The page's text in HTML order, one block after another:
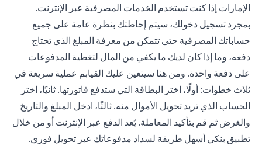
الإمارات إذا كنت تستخدم الخدمات المصرفية عبر الإنترنت.
بمجرد تسجيل دخولك، سيتم إحاطتك بنظرة عامة على جميع
حساباتك المصرفية حتى تتمكن من معرفة المبلغ الذي تحتاج
دفعه، وما إذا كان لديك ما يكفي من المال لتغطية المدفوعات
على دفعة واحدة. ومن هنا سيتعين عليك القيابم عملية سريعة في
ثلاث خطوات: أولًا، اختر البطاقة التي ستدفع فاتورتها. ثانيًا، اختر
الحساب الذي تريد تحويل الأموال منه. ثالثًا، ادخل المبلغ والتاريخ
والغرض ثم قم بتأكيد المعاملة. يُعد الدفع عبر الإنترنت أو من خلال
تطبيق بنكي أسهل طريقة لسداد مدفوعاتك عبر تحويل فوري.